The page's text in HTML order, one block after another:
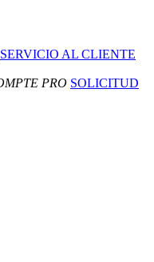
SERVICIO AL CLIENTE
SOLICITUD